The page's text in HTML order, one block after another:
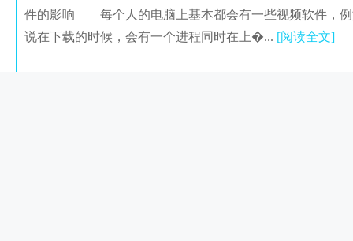
件的影响 每个人的电脑上基本都会有一些视频软件，例
说在下载的时候，会有一个进程同时在上�... [阅读全文]